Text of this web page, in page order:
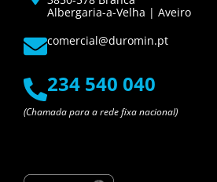
Albergaria-a-Velha | Aveiro
comercial@duromin.pt
234 540 040
(Chamada para a rede fixa nacional)